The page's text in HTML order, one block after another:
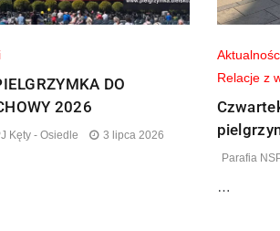
DO
2026
Kęty - Osiedle 3 lipca 2026
Relacje z
Parafia
…